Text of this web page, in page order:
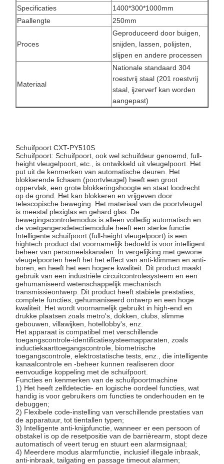
Huis Producten Over Ons
Kwaliteitscont
Role
Neem
Contact Met
Ons Op
Nieuws Gevallen
Vraag Een
Offerte
Driepootturnstile Poort
De Poort van de schommelingsbarrière
Volledige hoogteturnstile
Snelheidspoort
Specificaties
1400*300*1000mm
Paallengte
250mm
Proces
Geproduceerd door buigen,
snijden, lassen, polijsten,
slijpen en andere processen
Materiaal
Nationale standaard 304
roestvrij staal (201 roestvrij
staal, ijzerverf kan worden
aangepast)
Schuifpoort CXT-PY510S
Schuifpoort: Schuifpoort, ook wel schuifdeur genoemd, full-
height vleugelpoort, etc., is ontwikkeld uit vleugelpoort. Het
put uit de kenmerken van automatische deuren. Het
blokkerende lichaam (poortvleugel) heeft een groot
oppervlak, een grote blokkeringshoogte en staat loodrecht
op de grond. Het kan blokkeren en vrijgeven door
telescopische beweging. Het materiaal van de poortvleugel
is meestal plexiglas en gehard glas. De
bewegingscontrolemodus is alleen volledig automatisch en
de voetgangersdetectiemodule heeft een sterke functie.
Intelligente schuifpoort (full-height vleugelpoort) is een
hightech product dat voornamelijk bedoeld is voor intelligent
beheer van personeelskanalen. In vergelijking met gewone
vleugelpoorten heeft het het effect van anti-klimmen en anti-
boren, en heeft het een hogere kwaliteit. Dit product maakt
gebruik van een industriële circuitcontrolesysteem en een
gehumaniseerd wetenschappelijk mechanisch
transmissieontwerp. Dit product heeft stabiele prestaties,
complete functies, gehumaniseerd ontwerp en een hoge
kwaliteit. Het wordt voornamelijk gebruikt in high-end en
drukke plaatsen zoals metro's, dokken, clubs, slimme
gebouwen, villawijken, hotellobby's, enz.
Het apparaat is compatibel met verschillende
toegangscontrole-identificatiesysteemapparaten, zoals
inductiekaarttoegangscontrole, biometrische
toegangscontrole, elektrostatische tests, enz., die intelligente
kanaalcontrole en -beheer kunnen realiseren door
eenvoudige koppeling met de schuifpoort.
Functies en kenmerken van de schuifpoortmachine
1) Het heeft zelfdetectie- en logische oordeel functies, wat
handig is voor gebruikers om functies te onderhouden en te
debuggen;
2) Flexibele code-instelling van verschillende prestaties van
de apparatuur, tot tientallen typen;
3) Intelligente anti-knijpfunctie, wanneer er een persoon of
obstakel is op de resetpositie van de barrièrearm, stopt deze
automatisch of veert terug en stuurt een alarmsignaal;
4) Meerdere modus alarmfunctie, inclusief illegale inbraak,
anti-inbraak, tailgating en passage timeout alarmen;